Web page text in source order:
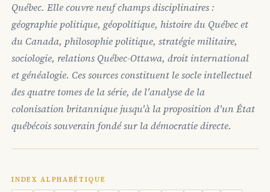
Québec. Elle couvre neuf champs disciplinaires :
géographie politique, géopolitique, histoire du Québec et
du Canada, philosophie politique, stratégie militaire,
sociologie, relations Québec-Ottawa, droit international
et généalogie. Ces sources constituent le socle intellectuel
des quatre tomes de la série, de l'analyse de la
colonisation britannique jusqu'à la proposition d'un État
québécois souverain fondé sur la démocratie directe.
INDEX ALPHABÉTIQUE